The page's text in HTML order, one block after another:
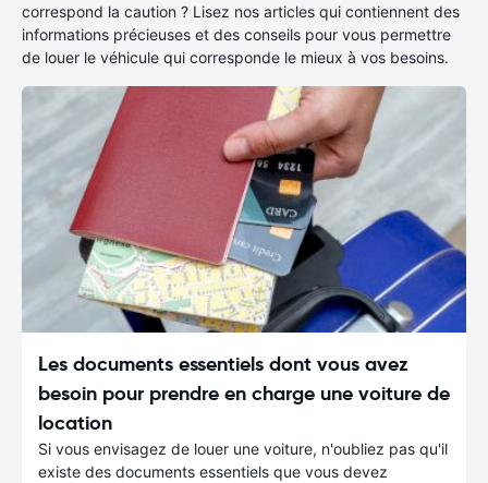
correspond la caution ? Lisez nos articles qui contiennent des
informations précieuses et des conseils pour vous permettre
de louer le véhicule qui corresponde le mieux à vos besoins.
Les documents essentiels dont vous avez
besoin pour prendre en charge une voiture de
location
Si vous envisagez de louer une voiture, n'oubliez pas qu'il
existe des documents essentiels que vous devez